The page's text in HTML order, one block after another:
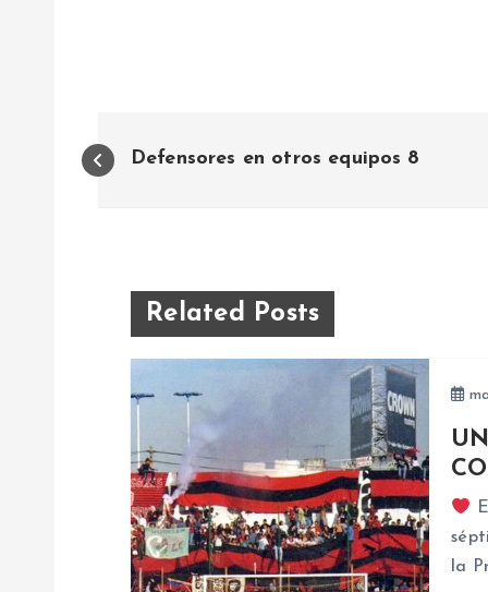
N
Defensores en otros equipos 8
Related Posts
la